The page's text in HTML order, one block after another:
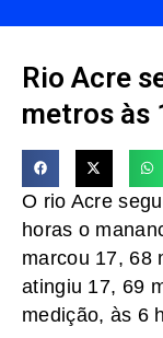
Rio Acre
metros às
O rio Acre
horas o
marcou 17, 68
atingiu 17, 69
medição, às 6